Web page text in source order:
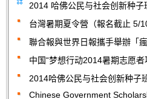
2014 哈佛公民与社会创新种子
台灣暑期夏令營（報名截止 5/
聯合報與世界日報攜手舉辦「瘋
中国“梦想行动2014暑期志愿者
2014哈佛公民与社会创新种子
Chinese Government